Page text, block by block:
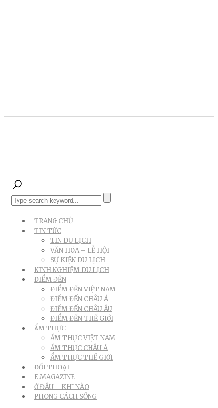
TRANG CHỦ
TIN TỨC
TIN DU LỊCH
VĂN HÓA – LỄ HỘI
SỰ KIỆN DU LỊCH
KINH NGHIỆM DU LỊCH
ĐIỂM ĐẾN
ĐIỂM ĐẾN VIỆT NAM
ĐIỂM ĐẾN CHÂU Á
ĐIỂM ĐẾN CHÂU ÂU
ĐIỂM ĐẾN THẾ GIỚI
ẨM THỰC
ẨM THỰC VIỆT NAM
ẨM THỰC CHÂU Á
ẨM THỰC THẾ GIỚI
ĐỐI THOẠI
E.MAGAZINE
Ở ĐÂU – KHI NÀO
PHONG CÁCH SỐNG